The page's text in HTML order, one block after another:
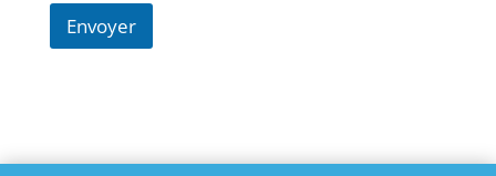
Envoyer